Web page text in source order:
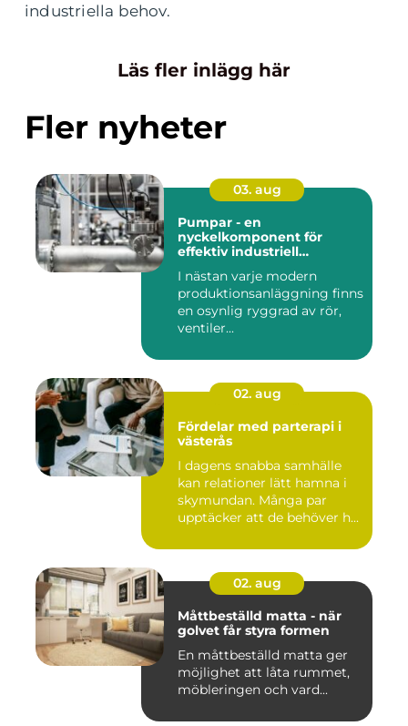
industriella behov.
Läs fler inlägg här
Fler nyheter
03. aug
Pumpar - en
nyckelkomponent för
effektiv industriell
I nästan varje modern
produktionsanläggning finns
en osynlig ryggrad av rör,
ventiler...
02. aug
Fördelar med parterapi i
västerås
I dagens snabba samhälle
kan relationer lätt hamna i
skymundan. Många par
upptäcker att de behöver h...
02. aug
Måttbeställd matta - när
golvet får styra formen
En måttbeställd matta ger
möjlighet att låta rummet,
möbleringen och vard...